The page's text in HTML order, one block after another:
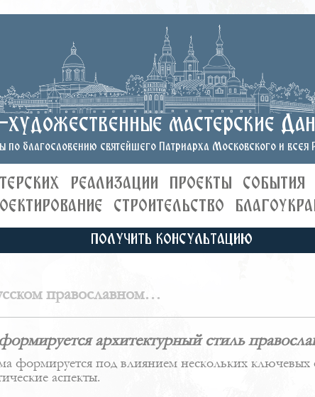
художественные мастерские
по благословению святейшего Патриарха Московского и всея
РЕАЛИЗАЦИИ ПРОЕКТЫ СОБЫТИЯ
СТРОИТЕЛЬСТВО
ПОЛУЧИТЬ КОНСУЛЬТАЦИЮ
православном
архитектурный стиль
формируется под влиянием нескольких
аспекты.